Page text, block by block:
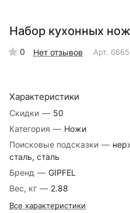
Набор кухонных
0 Нет отзывов Арт. 6665
Характеристики
Скидки — 50
Категория — Ножи
Поисковые подсказки —
сталь, сталь
Бренд — GIPFEL
Вес, кг — 2.88
Все характеристики